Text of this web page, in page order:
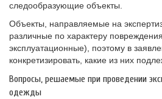
следообразующие объекты.
Объекты, направляемые на
различные по характеру
эксплуатационные), поэтому в
конкретизировать, какие из них
Вопросы, решаемые при проведении
одежды